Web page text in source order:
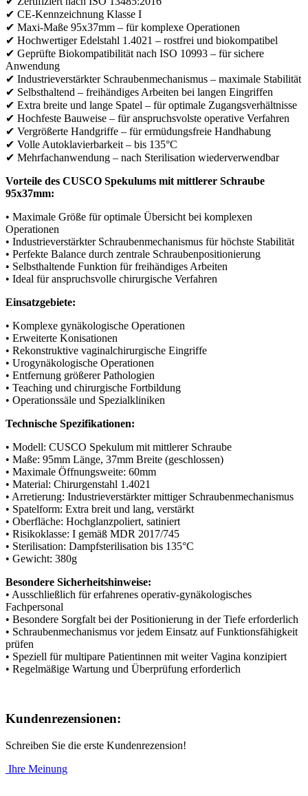
✔ CE-Kennzeichnung Klasse I
✔ Maxi-Maße 95x37mm – für komplexe Operationen
✔ Hochwertiger Edelstahl 1.4021 – rostfrei und biokompatibel
✔ Geprüfte Biokompatibilität nach ISO 10993 – für sichere
Anwendung
✔ Industrieverstärkter Schraubenmechanismus – maximale Stabilität
✔ Selbsthaltend – freihändiges Arbeiten bei langen Eingriffen
✔ Extra breite und lange Spatel – für optimale Zugangsverhältnisse
✔ Hochfeste Bauweise – für anspruchsvolste operative Verfahren
✔ Vergrößerte Handgriffe – für ermüdungsfreie Handhabung
✔ Volle Autoklavierbarkeit – bis 135°C
✔ Mehrfachanwendung – nach Sterilisation wiederverwendbar
Vorteile des CUSCO Spekulums mit mittlerer Schraube
95x37mm:
• Maximale Größe für optimale Übersicht bei komplexen
Operationen
• Industrieverstärkter Schraubenmechanismus für höchste Stabilität
• Perfekte Balance durch zentrale Schraubenpositionierung
• Selbsthaltende Funktion für freihändiges Arbeiten
• Ideal für anspruchsvolle chirurgische Verfahren
Einsatzgebiete:
• Komplexe gynäkologische Operationen
• Erweiterte Konisationen
• Rekonstruktive vaginalchirurgische Eingriffe
• Urogynäkologische Operationen
• Entfernung größerer Pathologien
• Teaching und chirurgische Fortbildung
• Operationssäle und Spezialkliniken
Technische Spezifikationen:
• Modell: CUSCO Spekulum mit mittlerer Schraube
• Maße: 95mm Länge, 37mm Breite (geschlossen)
• Maximale Öffnungsweite: 60mm
• Material: Chirurgenstahl 1.4021
• Arretierung: Industrieverstärkter mittiger Schraubenmechanismus
• Spatelform: Extra breit und lang, verstärkt
• Oberfläche: Hochglanzpoliert, satiniert
• Risikoklasse: I gemäß MDR 2017/745
• Sterilisation: Dampfsterilisation bis 135°C
• Gewicht: 380g
Besondere Sicherheitshinweise:
• Ausschließlich für erfahrenes operativ-gynäkologisches
Fachpersonal
• Besondere Sorgfalt bei der Positionierung in der Tiefe erforderlich
• Schraubenmechanismus vor jedem Einsatz auf Funktionsfähigkeit
prüfen
• Speziell für multipare Patientinnen mit weiter Vagina konzipiert
• Regelmäßige Wartung und Überprüfung erforderlich
Kundenrezensionen:
Schreiben Sie die erste Kundenrezension!
Ihre Meinung